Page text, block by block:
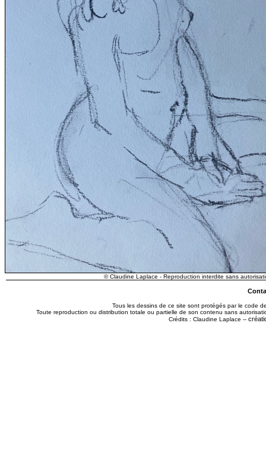
© Claudine Laplace - Reproduction interdite sans
Tous les dessins de ce site sont protégés par le code
Toute reproduction ou distribution totale ou partielle de son contenu sans
Crédits : Claudine Laplace --